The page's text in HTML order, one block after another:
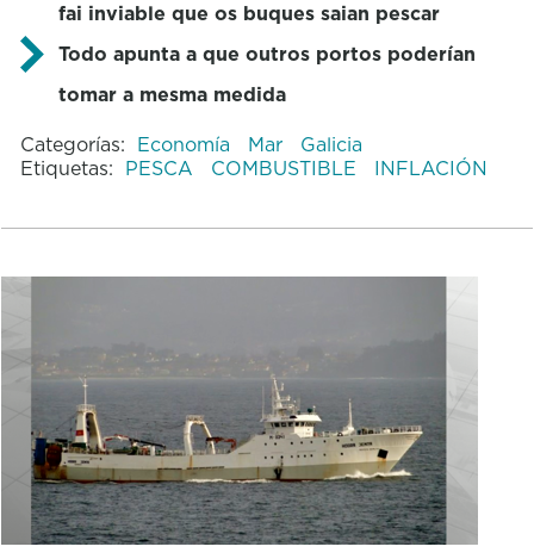
fai inviable que os buques saian pescar
Todo apunta a que outros portos poderían
tomar a mesma medida
Categorías: Economía Mar
Galicia
Etiquetas: PESCA COMBUSTIBLE INFLACIÓN